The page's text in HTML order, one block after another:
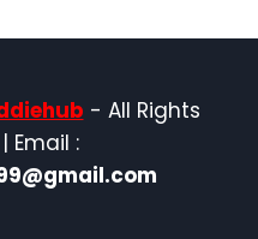
- All Rights
Email :